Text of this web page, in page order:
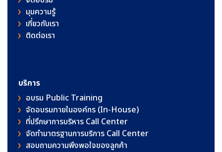
มุมความรู้
เกี่ยวกับเรา
ติดต่อเรา
บริการ
อบรม Public Training
จัดอบรมภายในองค์กร (In-House)
ที่ปรึกษาการบริหาร Call Center
จัดทำมาตรฐานการบริการ Call Center
สอบถามความพึงพอใจของลูกค้า